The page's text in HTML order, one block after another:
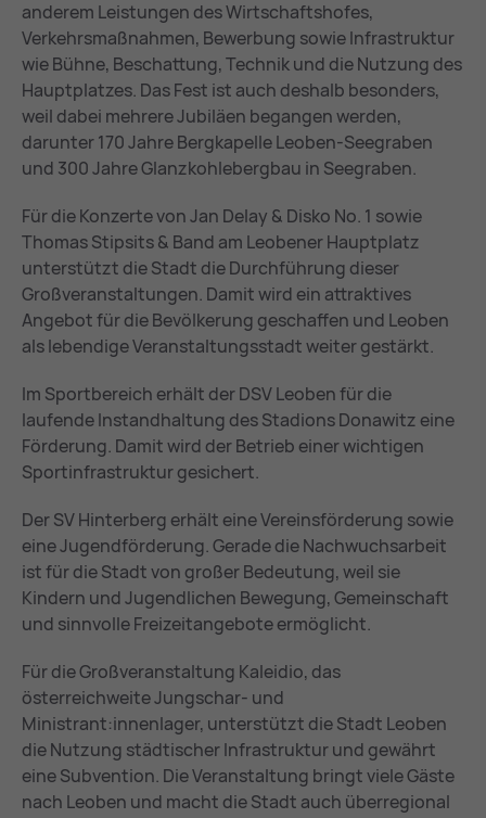
anderem Leistungen des Wirtschaftshofes,
Verkehrsmaßnahmen, Bewerbung sowie Infrastruktur
wie Bühne, Beschattung, Technik und die Nutzung des
Hauptplatzes. Das Fest ist auch deshalb besonders,
weil dabei mehrere Jubiläen begangen werden,
darunter 170 Jahre Bergkapelle Leoben-Seegraben
und 300 Jahre Glanzkohlebergbau in Seegraben.
Für die Konzerte von Jan Delay & Disko No. 1 sowie
Thomas Stipsits & Band am Leobener Hauptplatz
unterstützt die Stadt die Durchführung dieser
Großveranstaltungen. Damit wird ein attraktives
Angebot für die Bevölkerung geschaffen und Leoben
als lebendige Veranstaltungsstadt weiter gestärkt.
Im Sportbereich erhält der DSV Leoben für die
laufende Instandhaltung des Stadions Donawitz eine
Förderung. Damit wird der Betrieb einer wichtigen
Sportinfrastruktur gesichert.
Der SV Hinterberg erhält eine Vereinsförderung sowie
eine Jugendförderung. Gerade die Nachwuchsarbeit
ist für die Stadt von großer Bedeutung, weil sie
Kindern und Jugendlichen Bewegung, Gemeinschaft
und sinnvolle Freizeitangebote ermöglicht.
Für die Großveranstaltung Kaleidio, das
österreichweite Jungschar- und
Ministrant:innenlager, unterstützt die Stadt Leoben
die Nutzung städtischer Infrastruktur und gewährt
eine Subvention. Die Veranstaltung bringt viele Gäste
nach Leoben und macht die Stadt auch überregional